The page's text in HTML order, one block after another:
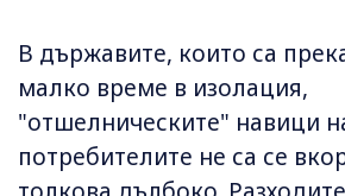
В държавите, които са
малко време в изолация,
"отшелническите" навици
потребителите не са се